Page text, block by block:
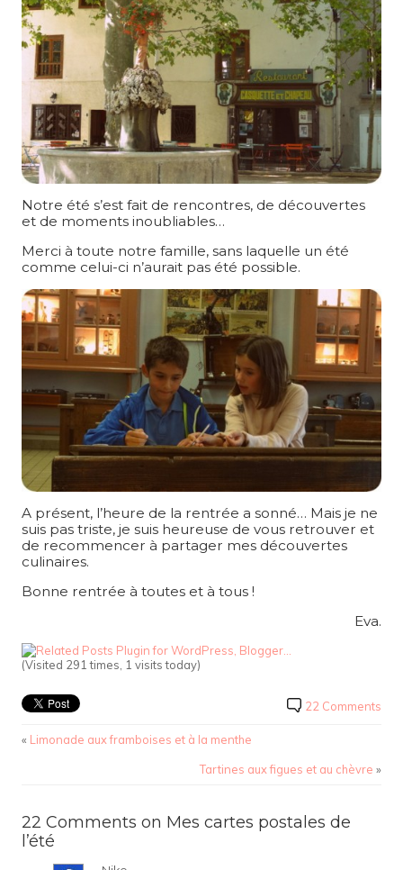
Notre été s’est fait de rencontres, de découvertes
et de moments inoubliables…
Merci à toute notre famille, sans laquelle un été
comme celui-ci n’aurait pas été possible.
A présent, l’heure de la rentrée a sonné… Mais je ne
suis pas triste, je suis heureuse de vous retrouver et
de recommencer à partager mes découvertes
culinaires.
Bonne rentrée à toutes et à tous !
Eva.
(Visited 291 times, 1 visits today)
22 Comments
« Limonade aux framboises et à la menthe
Tartines aux figues et au chèvre »
22 Comments on Mes cartes postales de
l’été